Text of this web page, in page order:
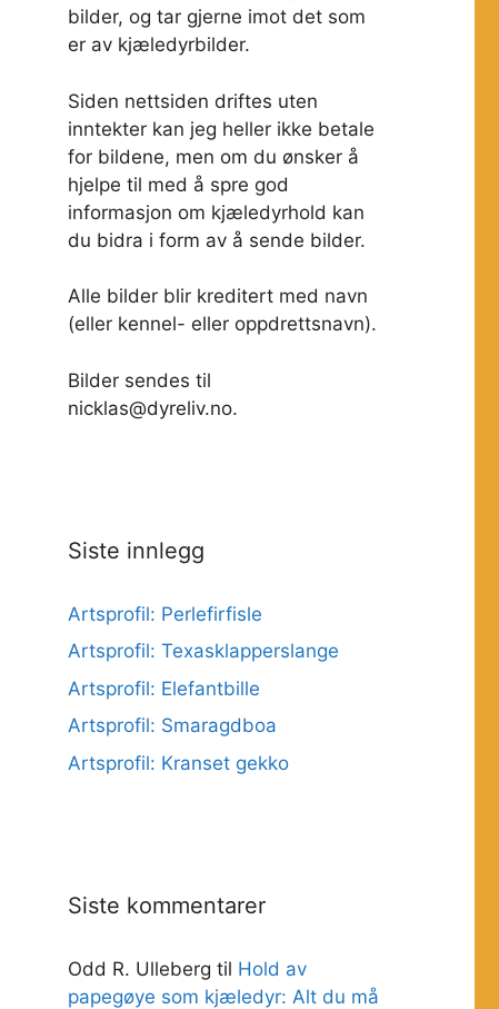
bilder, og tar gjerne imot det som
er av kjæledyrbilder.
Siden nettsiden driftes uten
inntekter kan jeg heller ikke betale
for bildene, men om du ønsker å
hjelpe til med å spre god
informasjon om kjæledyrhold kan
du bidra i form av å sende bilder.
Alle bilder blir kreditert med navn
(eller kennel- eller oppdrettsnavn).
Bilder sendes til
nicklas@dyreliv.no.
Siste innlegg
Artsprofil: Perlefirfisle
Artsprofil: Texasklapperslange
Artsprofil: Elefantbille
Artsprofil: Smaragdboa
Artsprofil: Kranset gekko
Siste kommentarer
Odd R. Ulleberg til Hold av
papegøye som kjæledyr: Alt du må